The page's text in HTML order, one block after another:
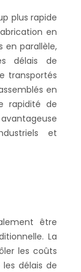
plus rapide
en
en parallèle,
délais de
transportés
en
rapidité de
et
être
La
les coûts
délais de